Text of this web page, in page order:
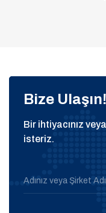
Bize Ulaşın!
Bir ihtiyacınız
isteriz.
Adınız veya Şirket Adı